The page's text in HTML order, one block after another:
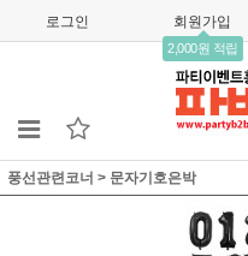
로그인 회원가입
2,000원 적립
풍선관련코너 > 문자기호은박